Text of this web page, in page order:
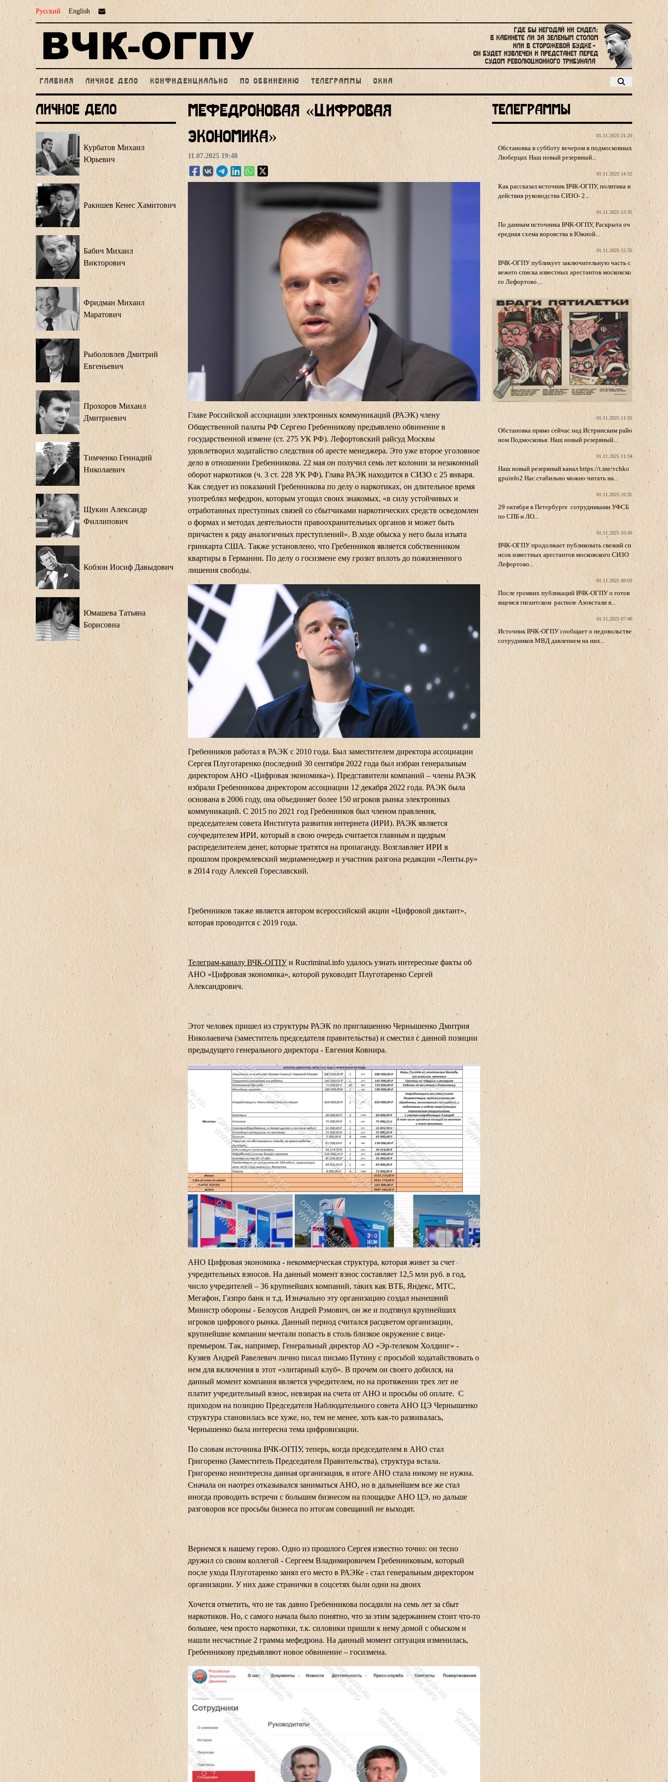
Русский English
ГЛАВНАЯ ЛИЧНОЕ ДЕЛО КОНФИДЕНЦИАЛЬНО ПО ОБВИНЕНИЮ ТЕЛЕГРАММЫ ОКНА
Личное Дело
Курбатов Михаил
Юрьевич
Ракишев Кенес Хамитович
Бабич Михаил
Викторович
Фридман Михаил
Маратович
Рыболовлев Дмитрий
Евгеньевич
Прохоров Михаил
Дмитриевич
Тимченко Геннадий
Николаевич
Щукин Александр
Филлипович
Кобзон Иосиф Давыдович
Юмашева Татьяна
Борисовна
Мефедроновая «Цифровая
экономика»
11.07.2025 19:48
Главе Российской ассоциации электронных коммуникаций (РАЭК) члену
Общественной палаты РФ Сергею Гребенникову предъявлено обвинение в
государственной измене (ст. 275 УК РФ). Лефортовский райсуд Москвы
удовлетворил ходатайство следствия об аресте менеджера. Это уже второе уголовное
дело в отношении Гребенникова. 22 мая он получил семь лет колонии за незаконный
оборот наркотиков (ч. 3 ст. 228 УК РФ). Глава РАЭК находится в СИЗО с 25 января.
Как следует из показаний Гребенникова по делу о наркотиках, он длительное время
употреблял мефедрон, которым угощал своих знакомых, «в силу устойчивых и
отработанных преступных связей со сбытчиками наркотических средств осведомлен
о формах и методах деятельности правоохранительных органов и может быть
причастен к ряду аналогичных преступлений». В ходе обыска у него была изъята
гринкарта США. Также установлено, что Гребенников является собственником
квартиры в Германии. По делу о госизмене ему грозит вплоть до пожизненного
лишения свободы.
Гребенников работал в РАЭК с 2010 года. Был заместителем директора ассоциации
Сергея Плуготаренко (последний 30 сентября 2022 года был избран генеральным
директором АНО «Цифровая экономика»). Представители компаний – члены РАЭК
избрали Гребенникова директором ассоциации 12 декабря 2022 года. РАЭК была
основана в 2006 году, она объединяет более 150 игроков рынка электронных
коммуникаций. С 2015 по 2021 год Гребенников был членом правления,
председателем совета Института развития интернета (ИРИ). РАЭК является
соучредителем ИРИ, который в свою очередь считается главным и щедрым
распределителем денег, которые тратятся на пропаганду. Возглавляет ИРИ в
прошлом прокремлевский медиаменеджер и участник разгона редакции «Ленты.ру»
в 2014 году Алексей Гореславский.
Гребенников также является автором всероссийской акции «Цифровой диктант»,
которая проводится с 2019 года.
Телеграм-каналу ВЧК-ОГПУи Rucriminal.info удалось узнать интересные факты об
АНО «Цифровая экономика», которой руководит Плуготаренко Сергей
Александрович.
Этот человек пришел из структуры РАЭК по приглашению Чернышенко Дмитрия
Николаевича (заместитель председателя правительства) и сместил с данной позиции
предыдущего генерального директора - Евгения Ковнира.
АНО Цифровая экономика - некоммерческая структура, которая живет за счет
учредительных взносов. На данный момент взнос составляет 12,5 млн руб. в год,
число учредителей – 36 крупнейших компаний, таких как ВТБ, Яндекс, МТС,
Мегафон, Газпро банк и т.д. Изначально эту организацию создал нынешний
Министр обороны - Белоусов Андрей Рэмович, он же и подтянул крупнейших
игроков цифрового рынка. Данный период считался расцветом организации,
крупнейшие компании мечтали попасть в столь близкое окружение с вице-
премьером. Так, например, Генеральный директор АО «Эр-телеком Холдинг» -
Кузяев Андрей Равелевич лично писал письмо Путину с просьбой ходатайствовать о
нем для включения в этот «элитарный клуб». В прочем он своего добился, на
данный момент компания является учредителем, но на протяжении трех лет не
платит учредительный взнос, невзирая на счета от АНО и просьбы об оплате. С
приходом на позицию Председателя Наблюдательного совета АНО ЦЭ Чернышенко
структура становилась все хуже, но, тем не менее, хоть как-то развивалась,
Чернышенко была интересна тема цифровизации.
По словам источникаВЧК-ОГПУ, теперь, когда председателем в АНО стал
Григоренко (Заместитель Председателя Правительства), структура встала.
Григоренко неинтересна данная организация, в итоге АНО стала никому не нужна.
Сначала он наотрез отказывался заниматься АНО, но в дальнейшем все же стал
иногда проводить встречи с большим бизнесом на площадке АНО ЦЭ, но дальше
разговоров все просьбы бизнеса по итогам совещаний не выходят.
Вернемся к нашему герою. Одно из прошлого Сергея известно точно: он тесно
дружил со своим коллегой - Сергеем Владимировичем Гребенниковым, который
после ухода Плуготаренко занял его место в РАЭКе - стал генеральным директором
организации. У них даже странички в соцсетях были одни на двоих
Хочется отметить, что не так давно Гребенникова посадили на семь лет за сбыт
наркотиков. Но, с самого начала было понятно, что за этим задержанием стоит что-то
большее, чем просто наркотики, т.к. силовики пришли к нему домой с обыском и
нашли несчастные 2 грамма мефедрона. На данный момент ситуация изменилась,
Гребенникову предъявляют новое обвинение – госизмена.
Телеграммы
01.11.2025 21:20
Обстановка в субботу вечером в подмосковных
Люберцах Наш новый резервный...
01.11.2025 14:32
Как рассказал источник ВЧК-ОГПУ, политика и
действия руководства СИЗО- 2...
01.11.2025 13:35
По данным источника ВЧК-ОГПУ, Раскрыта оч
ередная схема воровства в Южной...
01.11.2025 12:35
ВЧК-ОГПУ публикует заключительную часть с
вежего списка известных арестантов московско
го Лефортово....
01.11.2025 11:35
Обстановка прямо сейчас над Истринским райо
ном Подмосковья. Наш новый резервный...
01.11.2025 11:34
Наш новый резервный канал https://t.me/vchko
gpuinfo2 Нас стабильно можно читать на...
01.11.2025 10:31
29 октября в Петербурге сотрудниками УФСБ
по СПБ и ЛО...
01.11.2025 10:30
ВЧК-ОГПУ продолжает публиковать свежий сп
исок известных арестантов московского СИЗО
Лефортово...
01.11.2025 09:03
После громких публикаций ВЧК-ОГПУ о готов
ящемся гигантском распиле Азовстали в...
01.11.2025 07:40
Источник ВЧК-ОГПУ сообщает о недовольстве
сотрудников МВД давлением на них...